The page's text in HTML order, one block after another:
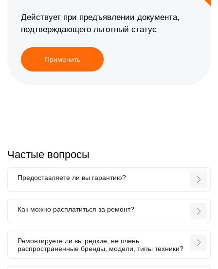
Действует при предъявлении документа,
подтверждающего льготный статус
Применить
Частые вопросы
Предоставляете ли вы гарантию?
Как можно расплатиться за ремонт?
Ремонтируете ли вы редкие, не очень
распространенные бренды, модели, типы техники?